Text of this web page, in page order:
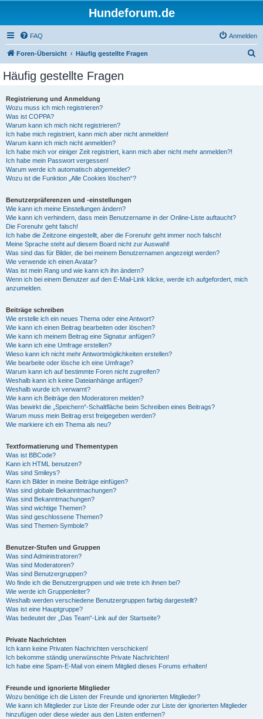
Hundeforum.de
FAQ Anmelden
Foren-Übersicht Häufig gestellte Fragen
Häufig gestellte Fragen
Registrierung und Anmeldung
Wozu muss ich mich registrieren?
Was ist COPPA?
Warum kann ich mich nicht registrieren?
Ich habe mich registriert, kann mich aber nicht anmelden!
Warum kann ich mich nicht anmelden?
Ich habe mich vor einiger Zeit registriert, kann mich aber nicht mehr anmelden?!
Ich habe mein Passwort vergessen!
Warum werde ich automatisch abgemeldet?
Wozu ist die Funktion „Alle Cookies löschen“?
Benutzerpräferenzen und -einstellungen
Wie kann ich meine Einstellungen ändern?
Wie kann ich verhindern, dass mein Benutzername in der Online-Liste auftaucht?
Die Forenuhr geht falsch!
Ich habe die Zeitzone eingestellt, aber die Forenuhr geht immer noch falsch!
Meine Sprache steht auf diesem Board nicht zur Auswahl!
Was sind das für Bilder, die bei meinem Benutzernamen angezeigt werden?
Wie verwende ich einen Avatar?
Was ist mein Rang und wie kann ich ihn ändern?
Wenn ich bei einem Benutzer auf den E-Mail-Link klicke, werde ich aufgefordert, mich
anzumelden.
Beiträge schreiben
Wie erstelle ich ein neues Thema oder eine Antwort?
Wie kann ich einen Beitrag bearbeiten oder löschen?
Wie kann ich meinem Beitrag eine Signatur anfügen?
Wie kann ich eine Umfrage erstellen?
Wieso kann ich nicht mehr Antwortmöglichkeiten erstellen?
Wie bearbeite oder lösche ich eine Umfrage?
Warum kann ich auf bestimmte Foren nicht zugreifen?
Weshalb kann ich keine Dateianhänge anfügen?
Weshalb wurde ich verwarnt?
Wie kann ich Beiträge den Moderatoren melden?
Was bewirkt die „Speichern“-Schaltfläche beim Schreiben eines Beitrags?
Warum muss mein Beitrag erst freigegeben werden?
Wie markiere ich ein Thema als neu?
Textformatierung und Thementypen
Was ist BBCode?
Kann ich HTML benutzen?
Was sind Smileys?
Kann ich Bilder in meine Beiträge einfügen?
Was sind globale Bekanntmachungen?
Was sind Bekanntmachungen?
Was sind wichtige Themen?
Was sind geschlossene Themen?
Was sind Themen-Symbole?
Benutzer-Stufen und Gruppen
Was sind Administratoren?
Was sind Moderatoren?
Was sind Benutzergruppen?
Wo finde ich die Benutzergruppen und wie trete ich ihnen bei?
Wie werde ich Gruppenleiter?
Weshalb werden verschiedene Benutzergruppen farbig dargestellt?
Was ist eine Hauptgruppe?
Was bedeutet der „Das Team“-Link auf der Startseite?
Private Nachrichten
Ich kann keine Privaten Nachrichten verschicken!
Ich bekomme ständig unerwünschte Private Nachrichten!
Ich habe eine Spam-E-Mail von einem Mitglied dieses Forums erhalten!
Freunde und ignorierte Mitglieder
Wozu benötige ich die Listen der Freunde und ignorierten Mitglieder?
Wie kann ich Mitglieder zur Liste der Freunde oder zur Liste der ignorierten Mitglieder
hinzufügen oder diese wieder aus den Listen entfernen?